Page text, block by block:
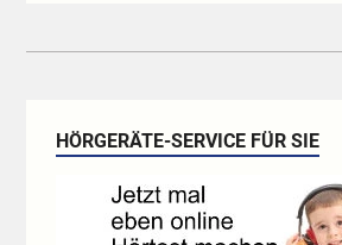
HÖRGERÄTE-SERVICE FÜR SIE